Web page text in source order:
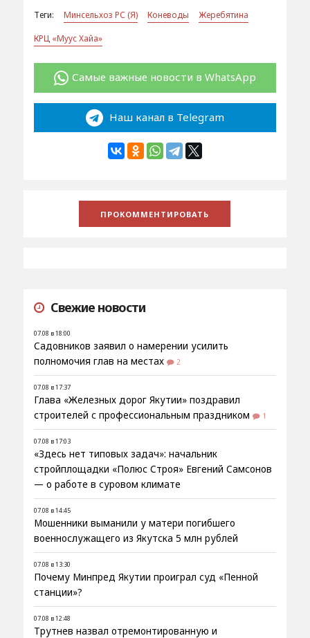
Теги: Минсельхоз РС (Я) Коневоды
Жеребятина
КРЦ «Муус Хайа»
Самые важные новости в WhatsApp
Наш канал в Telegram
Свежие новости
07.08 в 18:00
Садовников заявил о намерении усилить
полномочия глав на местах
2
07.08 в 17:37
Глава «Железных дорог Якутии» поздравил
строителей с профессиональным праздником
1
07.08 в 17:03
«Здесь нет типовых задач»: начальник
стройплощадки «Полюс Строя» Евгений Самсонов
— о работе в суровом климате
07.08 в 14:45
Мошенники выманили у матери погибшего
военнослужащего из Якутска 5 млн рублей
07.08 в 13:30
Почему Минпред Якутии проиграл суд «Пенной
станции»?
07.08 в 12:48
Трутнев назвал отремонтированную и